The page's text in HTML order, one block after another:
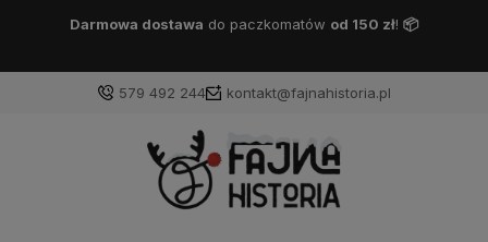
Darmowa dostawa DPD Pickupod 150 zł!📦
579 492 244 kontakt@fajnahistoria.pl